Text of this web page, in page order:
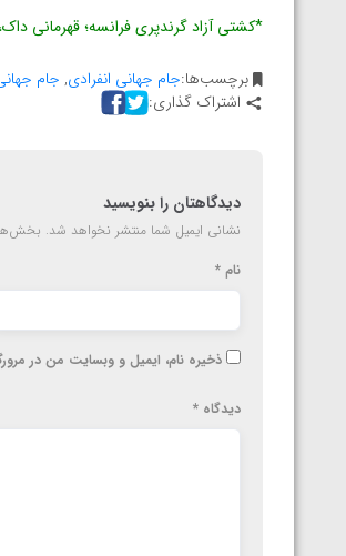
*کشتی آزاد گرندپری فرانسه؛ قهرمانی
برچسب‌ها:جام جهانی انفرادی, جام
اشتراک گذاری:
دیدگاهتان را بنویسید
نشانی ایمیل شما منتشر نخواهد شد.
نام *
ذخیره نام، ایمیل و وبسایت من در
دیدگاه *